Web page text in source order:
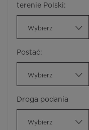
terenie Polski:
Wybierz
Postać:
Wybierz
Droga podania
Wybierz